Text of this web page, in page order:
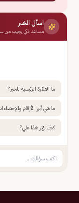
اسأل الخبر
مساعد ذكي يجيب من
ما الفكرة الرئيسية للخبر؟
ما هي أبرز الأرقام
كيف يؤثر هذا علي؟